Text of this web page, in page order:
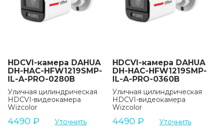
HDCVI-камера DAHUA
DH-HAC-HFW1219SMP-
IL-A-PRO-0280B
Уличная цилиндрическая
HDCVI-видеокамера
Wizcolor
4490 ₽ Уточнить
HDCVI-камера DAHUA
DH-HAC-HFW1219SMP-
IL-A-PRO-0360B
Уличная цилиндрическая
HDCVI-видеокамера
Wizcolor
4490 ₽ Уточнить